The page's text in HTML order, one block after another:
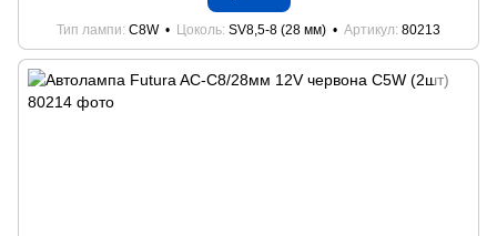
Тип лампи C8W Цоколь SV8,5-8 (28 мм) Артикул 80213